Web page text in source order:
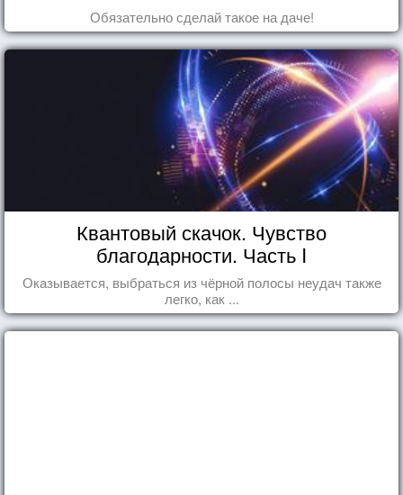
Обязательно сделай такое на даче!
Квантовый скачок. Чувство
благодарности. Часть I
Оказывается, выбраться из чёрной полосы неудач также
легко, как ...